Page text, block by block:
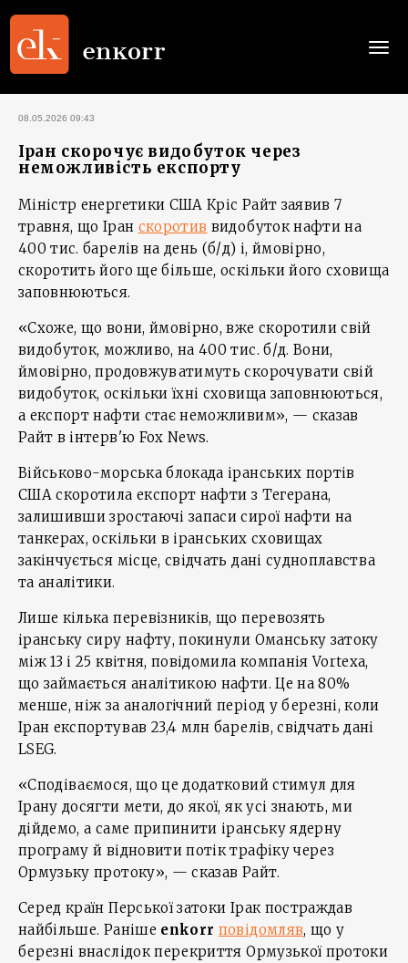
08.05.2026 09:43
Іран скорочує видобуток через
неможливість експорту
Міністр енергетики США Кріс Райт заявив 7
травня, що Іран скоротив видобуток нафти на
400 тис. барелів на день (б/д) і, ймовірно,
скоротить його ще більше, оскільки його сховища
заповнюються.
«Схоже, що вони, ймовірно, вже скоротили свій
видобуток, можливо, на 400 тис. б/д. Вони,
ймовірно, продовжуватимуть скорочувати свій
видобуток, оскільки їхні сховища заповнюються,
а експорт нафти стає неможливим», — сказав
Райт в інтерв'ю Fox News.
Військово-морська блокада іранських портів
США скоротила експорт нафти з Тегерана,
залишивши зростаючі запаси сирої нафти на
танкерах, оскільки в іранських сховищах
закінчується місце, свідчать дані судноплавства
та аналітики.
Лише кілька перевізників, що перевозять
іранську сиру нафту, покинули Оманську затоку
між 13 і 25 квітня, повідомила компанія Vortexa,
що займається аналітикою нафти. Це на 80%
менше, ніж за аналогічний період у березні, коли
Іран експортував 23,4 млн барелів, свідчать дані
LSEG.
«Сподіваємося, що це додатковий стимул для
Ірану досягти мети, до якої, як усі знають, ми
дійдемо, а саме припинити іранську ядерну
програму й відновити потік трафіку через
Ормузьку протоку», — сказав Райт.
Серед країн Перської затоки Ірак постраждав
найбільше. Раніше enkorr повідомляв, що у
березні внаслідок перекриття Ормузької протоки